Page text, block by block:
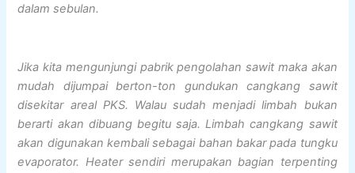
dalam sebulan.
Jika kita mengunjungi pabrik pengolahan sawit maka akan
mudah dijumpai berton-ton gundukan cangkang sawit
disekitar areal PKS. Walau sudah menjadi limbah bukan
berarti akan dibuang begitu saja. Limbah cangkang sawit
akan digunakan kembali sebagai bahan bakar pada tungku
evaporator. Heater sendiri merupakan bagian terpenting